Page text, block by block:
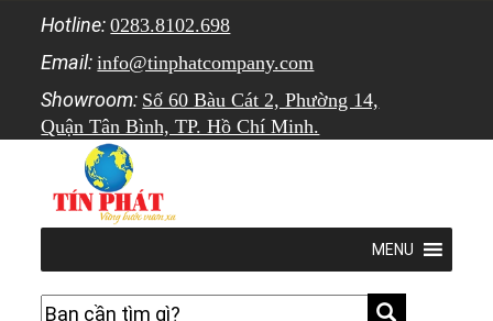
Hotline: 0283.8102.698
Email: info@tinphatcompany.com
Showroom: Số 60 Bàu Cát 2, Phường 14,
Quận Tân Bình, TP. Hồ Chí Minh.
MENU